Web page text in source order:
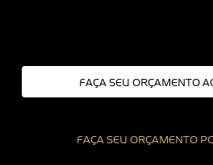
FAÇA SEU ORÇAMENTO
FAÇA SEU ORÇAMENTO